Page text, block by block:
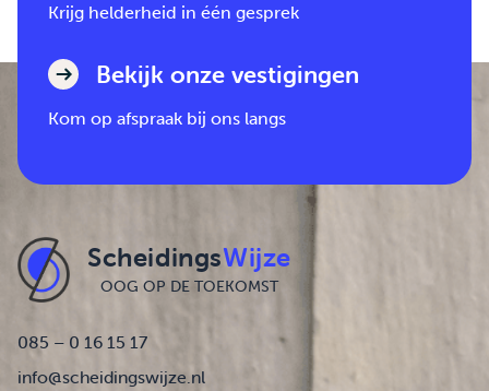
Krijg helderheid in één gesprek
Bekijk onze vestigingen
Kom op afspraak bij ons langs
ScheidingsWijze
OOG OP DE TOEKOMST
085 – 0 16 15 17
info@scheidingswijze.nl